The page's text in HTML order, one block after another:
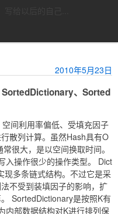
2010年5月23日
、Sorted
间利用率偏低、受填充因子
散列计算。虽然Hash具有O
很大，是以空间换取时间。
入操作很少的操作类型。 Dict
多条链式结构。不过它是采
不受到装填因子的影响，扩
SortedDictionary是按照K有
内部数据结构对K进行排列保